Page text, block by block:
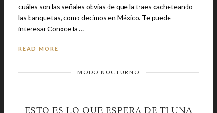
cuáles son las señales obvias de que la traes cacheteando
las banquetas, como decimos en México. Te puede
interesar Conoce la …
READ MORE
MODO NOCTURNO
ESTO ES LO QUE ESPERA DE TI UNA